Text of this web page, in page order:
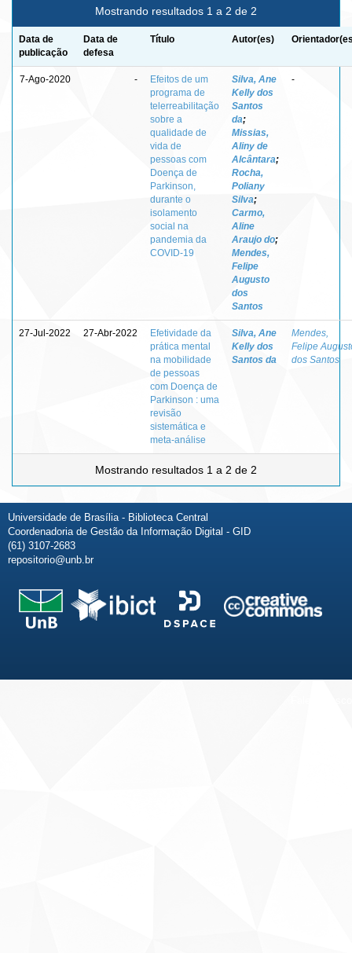
Mostrando resultados 1 a 2 de 2
Data de
publicação
Data de
defesa
Título Autor(es)
7-Ago-2020 -
Efeitos de um
programa de
telerreabilitação
sobre a
qualidade de
vida de
pessoas com
Doença de
Parkinson,
durante o
isolamento
social na
pandemia da
COVID-19
Silva, Ane
Kelly dos
Santos
da;
Missias,
Aliny de
Alcântara;
Rocha,
Poliany
Silva;
Carmo,
Aline
Araujo do;
Mendes,
Felipe
Augusto
dos
Santos
-
27-Jul-2022 27-Abr-2022
Efetividade da
prática mental
na mobilidade
de pessoas
com Doença de
Parkinson : uma
revisão
sistemática e
meta-análise
Silva, Ane
Kelly dos
Santos da
Mendes,
Felipe
dos Santos
Mostrando resultados 1 a 2 de 2
Universidade de Brasília - Biblioteca Central
Coordenadoria de Gestão da Informação Digital - GID
(61) 3107-2683
repositorio@unb.br